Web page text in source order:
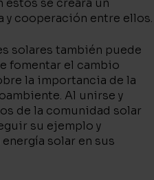
estos se creará un
cooperación entre ellos.
solares también puede
fomentar el cambio
la importancia de la
Al unirse y
de la comunidad solar
su ejemplo y
solar en sus